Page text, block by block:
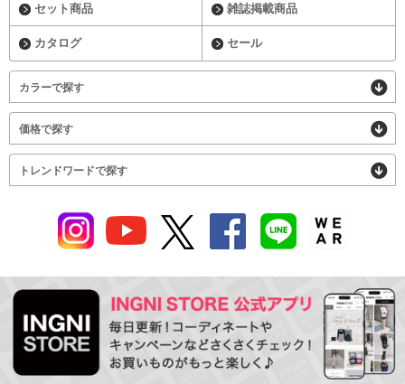
セット商品 雑誌掲載商品
カタログ セール
カラーで探す
価格で探す
トレンドワードで探す